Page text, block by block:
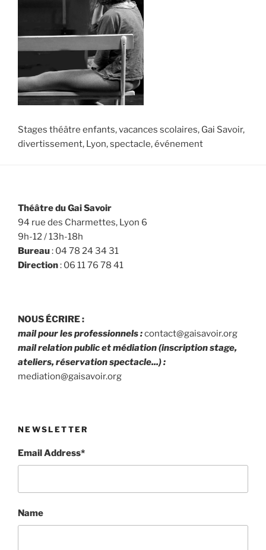
Stages théâtre enfants, vacances scolaires, Gai Savoir,
divertissement, Lyon, spectacle, événement
Théâtre du Gai Savoir
94 rue des Charmettes, Lyon 6
9h-12 / 13h-18h
Bureau: 04 78 24 34 31
Direction: 06 11 76 78 41
NOUS ÉCRIRE :
mail pour les professionnels :contact@gaisavoir.org
mail relation public et médiation (inscription stage,
ateliers, réservation spectacle...) :
mediation@gaisavoir.org
NEWSLETTER
Email Address*
Name